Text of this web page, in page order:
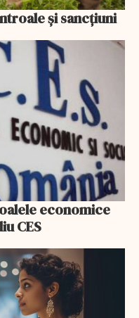
și sancțiuni
economice
CES